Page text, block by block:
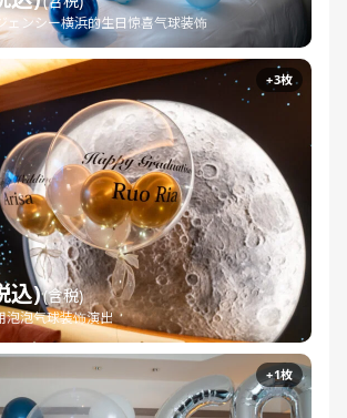
ェンシー横浜的生日惊喜气球装饰
+3枚
込)(含税)
泡泡气球装饰演出
+1枚